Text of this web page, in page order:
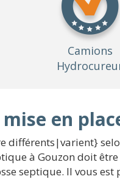
Camions
en
différents|varient}
à Gouzon doit
septique. Il vous